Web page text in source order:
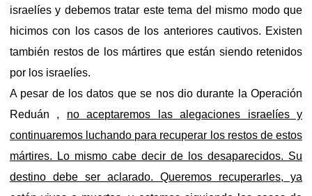
israelíes y debemos tratar este tema del mismo modo que
hicimos con los casos de los anteriores cautivos. Existen
también restos de los mártires que están siendo retenidos
por los israelíes.
A pesar de los datos que se nos dio durante la Operación
Reduán , no aceptaremos las alegaciones israelíes y
continuaremos luchando para recuperar los restos de estos
mártires. Lo mismo cabe decir de los desaparecidos. Su
destino debe ser aclarado. Queremos recuperarles, ya